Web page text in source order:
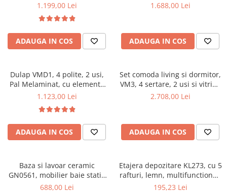
insertii MDF, Nuc
1.199,00 Lei
ADAUGA IN COS
melaminat, cu insertii MDF,
1.688,00 Lei
ADAUGA IN COS
Dulap VMD1, 4 polite, 2 usi,
Pal Melaminat, cu elemente
din MDF, Nuc
1.123,00 Lei
ADAUGA IN COS
Set comoda living si dormitor,
VM3, 4 sertare, 2 usi si vitrina
suprapozabila VMN4, 2 usi, 2
2.708,00 Lei
ADAUGA IN COS
Baza si lavoar ceramic
GN0561, mobilier baie stativ
50 cm, front MDF, 2 usi, 2
688,00 Lei
Etajera depozitare KL273, cu 5
rafturi, lemn, multifunctional,
natur
195,23 Lei